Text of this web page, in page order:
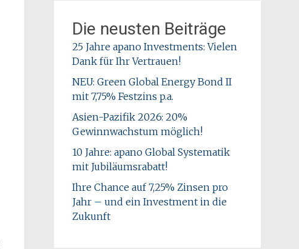
Die neusten Beiträge
25 Jahre apano Investments: Vielen
Dank für Ihr Vertrauen!
NEU: Green Global Energy Bond II
mit 7,75% Festzins p.a.
Asien-Pazifik 2026: 20%
Gewinnwachstum möglich!
10 Jahre: apano Global Systematik
mit Jubiläumsrabatt!
Ihre Chance auf 7,25% Zinsen pro
Jahr – und ein Investment in die
Zukunft